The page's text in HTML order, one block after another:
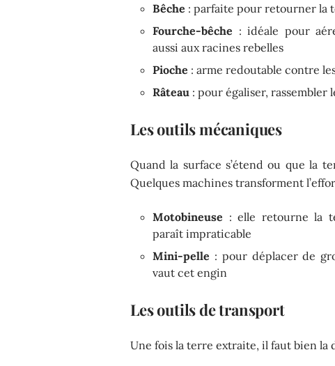
Bêche : parfaite pour retourner la
Fourche-bêche : idéale pour
aussi aux racines rebelles
Pioche : arme redoutable contre
Râteau : pour égaliser, rassembler
Les outils mécaniques
Quand la surface s’étend ou que la
Quelques machines transforment
Motobineuse : elle retourne la
paraît impraticable
Mini-pelle : pour déplacer de
vaut cet engin
Les outils de transport
Une fois la terre extraite, il faut bien la